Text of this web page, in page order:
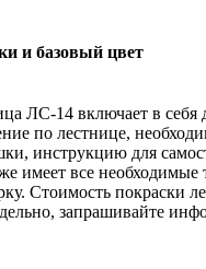
и базовый цвет
ЛС-14 включает в себя
по лестнице,
инструкцию для
имеет все необходимые
Стоимость покраски
запрашивайте